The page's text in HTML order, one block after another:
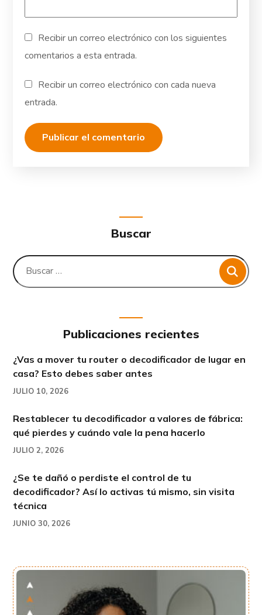
Recibir un correo electrónico con los siguientes
comentarios a esta entrada.
Recibir un correo electrónico con cada nueva
entrada.
Buscar
Publicaciones recientes
¿Vas a mover tu router o decodificador de lugar en
casa? Esto debes saber antes
JULIO 10, 2026
Restablecer tu decodificador a valores de fábrica:
qué pierdes y cuándo vale la pena hacerlo
JULIO 2, 2026
¿Se te dañó o perdiste el control de tu
decodificador? Así lo activas tú mismo, sin visita
técnica
JUNIO 30, 2026